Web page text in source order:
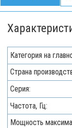
Категория на
Страна
Серия:
Частота, Гц:
Мощность